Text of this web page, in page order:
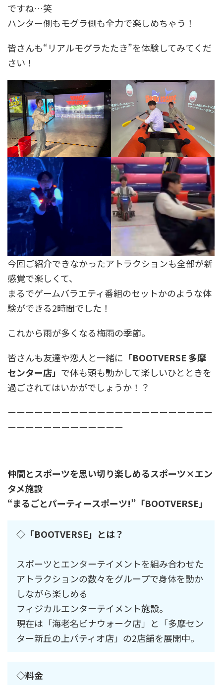
ですね…笑
ハンター側もモグラ側も全力で楽しめちゃう！
皆さんも“リアルモグラたたき”を体験してみてくだ
さい！
今回ご紹介できなかったアトラクションも全部が新
感覚で楽しくて、
まるでゲームバラエティ番組のセットかのような体
験ができる2時間でした！
これから雨が多くなる梅雨の季節。
皆さんも友達や恋人と一緒に 「BOOTVERSE 多摩
センター店」 で体も頭も動かして楽しいひとときを
過ごされてはいかがでしょうか！？
ーーーーーーーーーーーーーーーーーーーーーーー
ーーーーーーーーーーーーー
仲間とスポーツを思い切り楽しめるスポーツ×エン
タメ施設
“まるごとパーティースポーツ!”「BOOTVERSE」
◇「BOOTVERSE」とは？
スポーツとエンターテイメントを組み合わせた
アトラクションの数々をグループで身体を動か
しながら楽しめる
フィジカルエンターテイメント施設。
現在は「海老名ビナウォーク店」と「多摩セン
ター新丘の上パティオ店」の2店舗を展開中。
◇料金